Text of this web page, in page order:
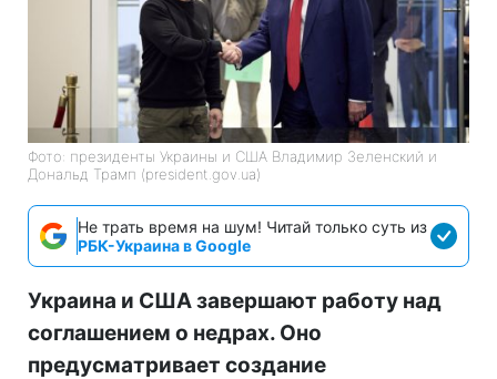
Фото: президенты Украины и США Владимир Зеленский и
Дональд Трамп (president.gov.ua)
Не трать время на шум! Читай только суть из
РБК-Украина в Google
Украина и США завершают работу над
соглашением о недрах. Оно
предусматривает создание